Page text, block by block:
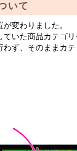
いて
変わりました。
ていた商品カテゴ
ず、そのままカテ